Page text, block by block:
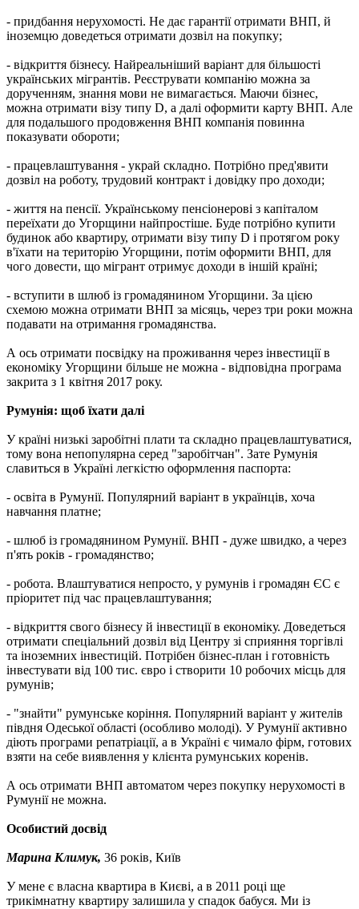
- придбання нерухомості. Не дає гарантії отримати ВНП, й
іноземцю доведеться отримати дозвіл на покупку;
- відкриття бізнесу. Найреальніший варіант для більшості
українських мігрантів. Реєструвати компанію можна за
дорученням, знання мови не вимагається. Маючи бізнес,
можна отримати візу типу D, а далі оформити карту ВНП. Але
для подальшого продовження ВНП компанія повинна
показувати обороти;
- працевлаштування - украй складно. Потрібно пред'явити
дозвіл на роботу, трудовий контракт і довідку про доходи;
- життя на пенсії. Українському пенсіонерові з капіталом
переїхати до Угорщини найпростіше. Буде потрібно купити
будинок або квартиру, отримати візу типу D і протягом року
в'їхати на територію Угорщини, потім оформити ВНП, для
чого довести, що мігрант отримує доходи в іншій країні;
- вступити в шлюб із громадянином Угорщини. За цією
схемою можна отримати ВНП за місяць, через три роки можна
подавати на отримання громадянства.
А ось отримати посвідку на проживання через інвестиції в
економіку Угорщини більше не можна - відповідна програма
закрита з 1 квітня 2017 року.
Румунія: щоб їхати далі
У країні низькі заробітні плати та складно працевлаштуватися,
тому вона непопулярна серед "заробітчан". Зате Румунія
славиться в Україні легкістю оформлення паспорта:
- освіта в Румунії. Популярний варіант в українців, хоча
навчання платне;
- шлюб із громадянином Румунії. ВНП - дуже швидко, а через
п'ять років - громадянство;
- робота. Влаштуватися непросто, у румунів і громадян ЄС є
пріоритет під час працевлаштування;
- відкриття свого бізнесу й інвестиції в економіку. Доведеться
отримати спеціальний дозвіл від Центру зі сприяння торгівлі
та іноземних інвестицій. Потрібен бізнес-план і готовність
інвестувати від 100 тис. євро і створити 10 робочих місць для
румунів;
- "знайти" румунське коріння. Популярний варіант у жителів
півдня Одеської області (особливо молоді). У Румунії активно
діють програми репатріації, а в Україні є чимало фірм, готових
взяти на себе виявлення у клієнта румунських коренів.
А ось отримати ВНП автоматом через покупку нерухомості в
Румунії не можна.
Особистий досвід
Марина Климук, 36 років, Київ
У мене є власна квартира в Києві, а в 2011 році ще
трикімнатну квартиру залишила у спадок бабуся. Ми із